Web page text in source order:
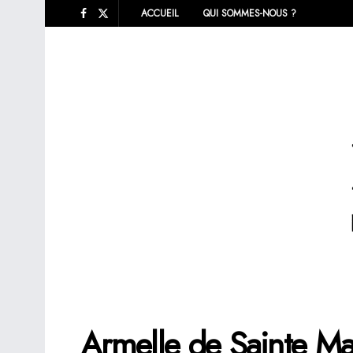
ACCUEIL QUI SOMMES-NOUS ?